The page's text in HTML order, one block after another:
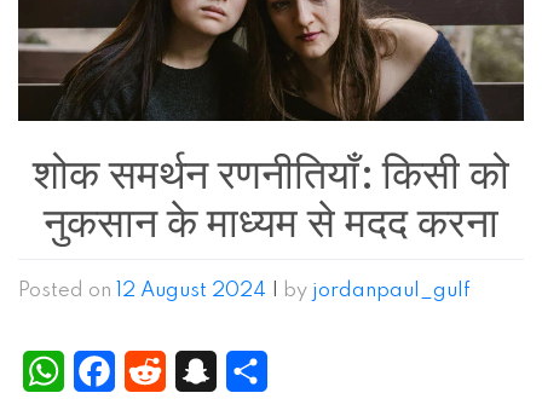
शोक समर्थन रणनीतियाँ: किसी को
नुकसान के माध्यम से मदद करना
Posted on 12 August 2024 by jordanpaul_gulf
WhatsAppFacebook
Reddit Snapchat